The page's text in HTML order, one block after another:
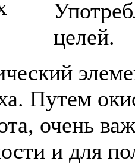
целей.
Путем
очень
и для